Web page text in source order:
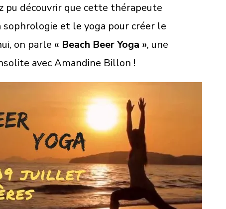
pu découvrir que cette thérapeute
sophrologie et le yoga pour créer le
on parle « Beach Beer Yoga », une
avec Amandine Billon !